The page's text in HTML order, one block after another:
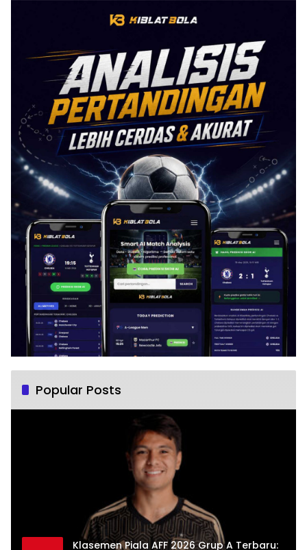
Popular Posts
Klasemen Piala AFF 2026 Grup A Terbaru: